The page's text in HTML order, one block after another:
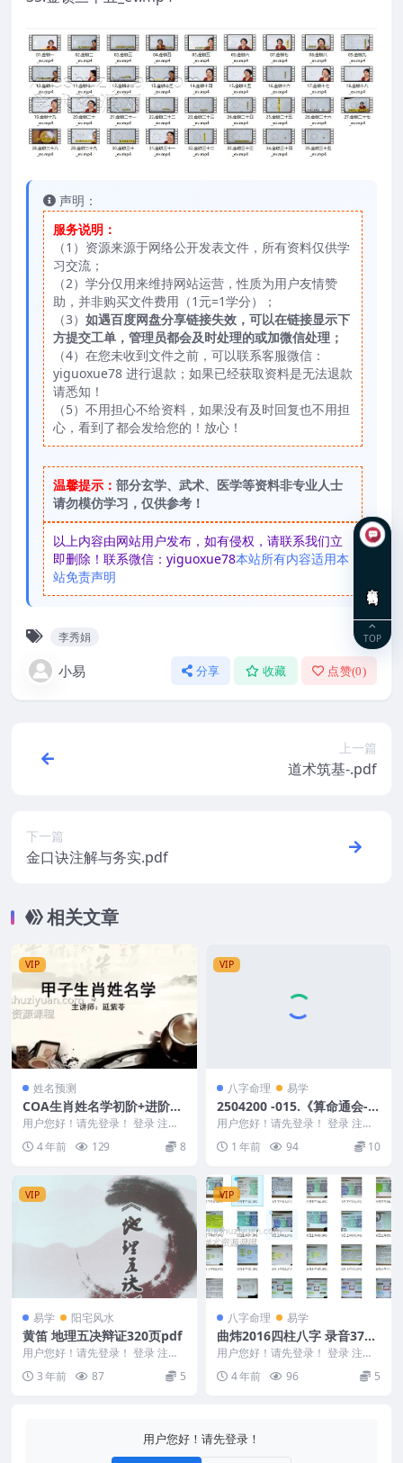
声明：
服务说明：
（1）资源来源于网络公开发表文件，所有资料仅供学
习交流；
（2）学分仅用来维持网站运营，性质为用户友情赞
助，并非购买文件费用（1元=1学分）；
（3） 如遇百度网盘分享链接失效，可以在链接显示下
方提交工单，管理员都会及时处理的或加微信处理；
（4）在您未收到文件之前，可以联系客服微信：
yiguoxue78 进行退款；如果已经获取资料是无法退款
请悉知！
（5）不用担心不给资料，如果没有及时回复也不用担
心，看到了都会发给您的！放心！
温馨提示： 部分玄学、武术、医学等资料非专业人士
请勿模仿学习，仅供参考！
以上内容由网站用户发布，如有侵权，请联系我们立
即删除！联系微信：yiguoxue78本站所有内容适用本
站免责声明
李秀娟
小易 分享 收藏 点赞(0)
上一篇
道术筑基-.pdf
下一篇
金口诀注解与务实.pdf
相关文章
VIP
姓名预测
COA生肖姓名学初阶+进阶11
视频下载
用户您好！请先登录！ 登录 注册
COA生肖姓名学初阶+进阶 编号：
221621...
4 年前 129 8
VIP
八字命理 易学
2504200 -015.《算命通会-八
字干支象法22字通透点窍》P
DF文档
用户您好！请先登录！ 登录 注册
《算命通会-八字干支象法22字通
透点窍》PDF...
1 年前 94 10
VIP
易学 阳宅风水
黄笛 地理五决辩证320页pdf
用户您好！请先登录！ 登录 注册
黄笛 地理五决辩证320页pdf Y230
2-...3 年前 87 5
VIP
八字命理 易学
曲炜2016四柱八字 录音37个
+教程讲义图
用户您好！请先登录！ 登录 注册
曲炜2016四柱八字 录音37集+教
程讲义图 ...
4 年前 96 5
用户您好！请先登录！
TOP